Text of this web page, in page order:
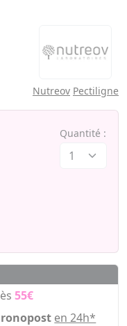
Nutreov Pectiligne
Quantité :
55€
en 24h*